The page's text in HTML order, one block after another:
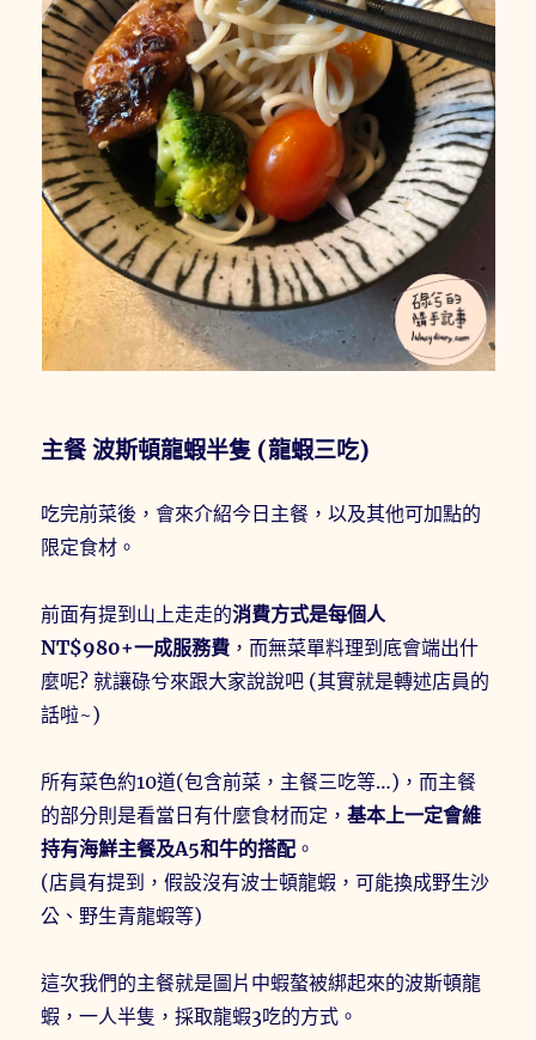
主餐 波斯頓龍蝦半隻 (龍蝦三吃)
吃完前菜後，會來介紹今日主餐，以及其他可加點的
限定食材。
前面有提到山上走走的消費方式是每個人
NT$980+一成服務費 ，而無菜單料理到底會端出什
麼呢? 就讓碌兮來跟大家說說吧 (其實就是轉述店員的
話啦~)
所有菜色約10道(包含前菜，主餐三吃等…)，而主餐
的部分則是看當日有什麼食材而定，基本上一定會維
持有海鮮主餐及A5和牛的搭配 。
(店員有提到，假設沒有波士頓龍蝦，可能換成野生沙
公、野生青龍蝦等)
這次我們的主餐就是圖片中蝦螯被綁起來的波斯頓龍
蝦，一人半隻，採取龍蝦3吃的方式。